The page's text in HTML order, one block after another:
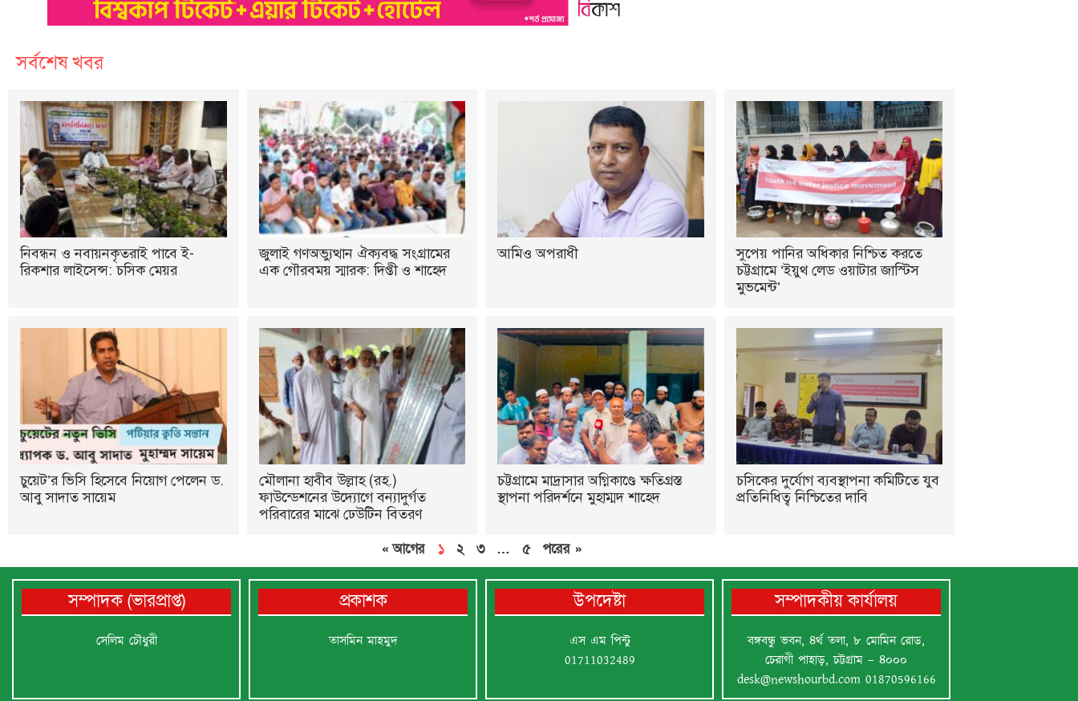
সর্বশেষ খবর
নিবন্ধন ও নবায়নকৃতরাই পাবে ই-
রিকশার লাইসেন্স: চসিক মেয়র
জুলাই গণঅভ্যুত্থান ঐক্যবদ্ধ সংগ্রামের
এক গৌরবময় স্মারক: দিপ্তী ও শাহেদ
আমিও অপরাধী
সুপেয় পানির অধিকার নিশ্চিত করতে
চট্টগ্রামে ‘ইয়ুথ লেড ওয়াটার জাস্টিস
মুভমেন্ট’
চুয়েট’র ভিসি হিসেবে নিয়োগ পেলেন ড.
আবু সাদাত সায়েম
মৌলানা হাবীব উল্লাহ (রহ.)
ফাউন্ডেশনের উদ্যোগে বন্যাদুর্গত
পরিবারের মাঝে ঢেউটিন বিতরণ
চট্টগ্রামে মাদ্রাসার অগ্নিকাণ্ডে ক্ষতিগ্রস্ত
স্থাপনা পরিদর্শনে মুহাম্মদ শাহেদ
চসিকের দুর্যোগ ব্যবস্থাপনা কমিটিতে যুব
প্রতিনিধিত্ব নিশ্চিতের দাবি
« আগের ১ ২ ৩ … ৫ পরের »
সম্পাদক (ভারপ্রাপ্ত)
সেলিম চৌধুরী
প্রকাশক
তাসমিন মাহমুদ
উপদেষ্টা
এস এম পিন্টু
01711032489
সম্পাদকীয় কার্যালয়
বঙ্গবন্ধু ভবন, ৪র্থ তলা, ৮ মোমিন রোড,
চেরাগী পাহাড়, চট্টগ্রাম – ৪০০০
desk@newshourbd.com01870596166